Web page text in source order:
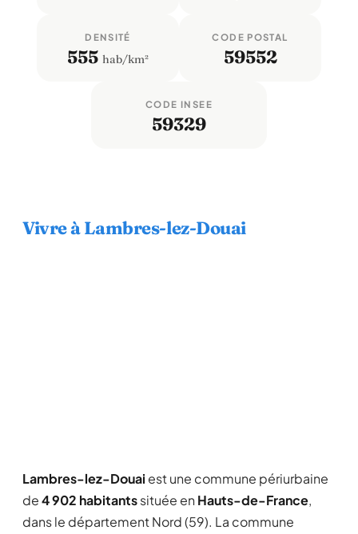
DENSITÉ
555 hab/km²
CODE POSTAL
59552
CODE INSEE
59329
Vivre à Lambres-lez-Douai
Lambres-lez-Douai est une commune périurbaine
de4 902 habitantssituée en Hauts-de-France,
dans le département Nord (59). La commune